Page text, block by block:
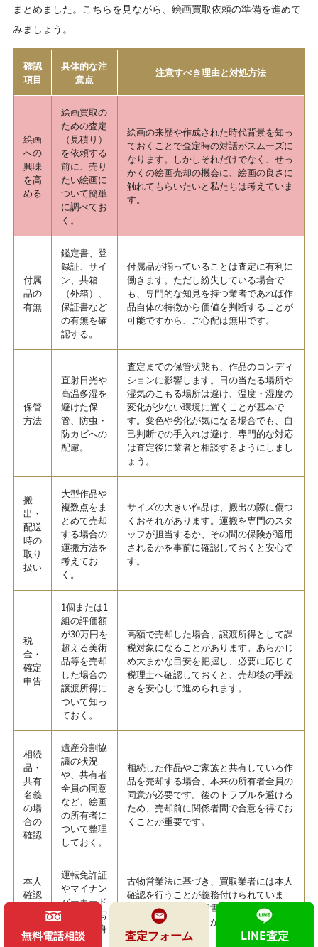
まとめました。こちらを見ながら、絵画買取依頼の準備を進めて
みましょう。
確認
項目
具体的な注
意点
注意すべき理由と対処方法
絵画
への
興味
を高
める
絵画買取の
ための査定
（見積り）
を依頼する
前に、売り
たい絵画に
ついて簡単
に調べてお
く。
絵画の来歴や作成された時代背景を知っ
ておくことで査定時の対話がスムーズに
なります。しかしそれだけでなく、せっ
かくの絵画売却の機会に、絵画の良さに
触れてもらいたいと私たちは考えていま
す。
付属
品の
有無
鑑定書、登
録証、サイ
ン、共箱
（外箱）、
保証書など
の有無を確
認する。
付属品が揃っていることは査定に有利に
働きます。ただし紛失している場合で
も、専門的な知見を持つ業者であれば作
品自体の特徴から価値を判断することが
可能ですから、ご心配は無用です。
保管
方法
直射日光や
高温多湿を
避けた保
管、防虫・
防カビへの
配慮。
査定までの保管状態も、作品のコンディ
ションに影響します。日の当たる場所や
湿気のこもる場所は避け、温度・湿度の
変化が少ない環境に置くことが基本で
す。変色や劣化が気になる場合でも、自
己判断での手入れは避け、専門的な対応
は査定後に業者と相談するようにしまし
ょう。
搬
出・
配送
時の
取り
扱い
大型作品や
複数点をま
とめて売却
する場合の
運搬方法を
考えてお
く。
サイズの大きい作品は、搬出の際に傷つ
くおそれがあります。運搬を専門のスタ
ッフが担当するか、その間の保険が適用
されるかを事前に確認しておくと安心で
す。
税
金・
確定
申告
1個または1
組の評価額
が30万円を
超える美術
品等を売却
した場合の
譲渡所得に
ついて知っ
ておく。
高額で売却した場合、譲渡所得として課
税対象になることがあります。あらかじ
め大まかな目安を把握し、必要に応じて
税理士へ確認しておくと、売却後の手続
きを安心して進められます。
相続
品・
共有
名義
の場
合の
確認
遺産分割協
議の状況
や、共有者
全員の同意
など、絵画
の所有者に
ついて整理
しておく。
相続した作品やご家族と共有している作
品を売却する場合、本来の所有者全員の
同意が必要です。後のトラブルを避ける
ため、売却前に関係者間で合意を得てお
くことが重要です。
本人
確認
備
運転免許証
やマイナン
バーカード
など、顔写
真付きの身
分証明書
古物営業法に基づき、買取業者には本人
確認を行うことが義務付けられていま
す。事前に身分証明書を準備しておくこ
とで、当日の手続きが滞りなく進みま
す。
無料電話相談 査定フォーム LINE査定